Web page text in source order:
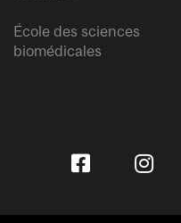
École des sciences
biomédicales